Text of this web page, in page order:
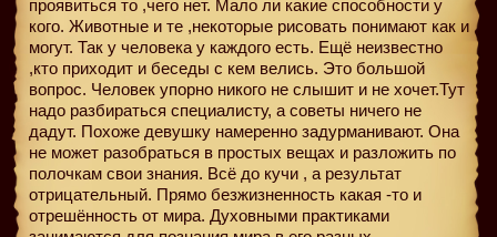
проявиться то ,чего нет. Мало ли какие способности у
кого. Животные и те ,некоторые рисовать понимают как и
могут. Так у человека у каждого есть. Ещё неизвестно
,кто приходит и беседы с кем велись. Это большой
вопрос. Человек упорно никого не слышит и не хочет.Тут
надо разбираться специалисту, а советы ничего не
дадут. Похоже девушку намеренно задурманивают. Она
не может разобраться в простых вещах и разложить по
полочкам свои знания. Всё до кучи , а результат
отрицательный. Прямо безжизненность какая -то и
отрешённость от мира. Духовными практиками